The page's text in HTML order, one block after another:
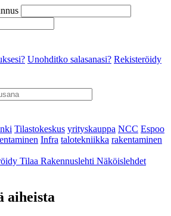
Unohditko salasanasi? Rekisteröidy
Tilastokeskus yrityskauppa NCC Espoo
Infra talotekniikka rakentaminen
Tilaa Rakennuslehti Näköislehdet
aiheista